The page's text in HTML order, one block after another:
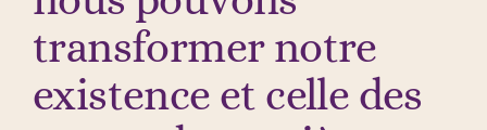
transformer notre
existence et celle des